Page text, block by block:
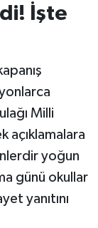
İşte
Milli
açıklamalara
yoğun
günü okullar
yanıtını